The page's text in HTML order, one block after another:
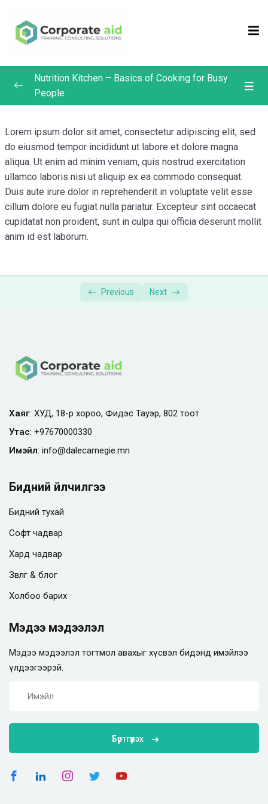
Bonus Recipes 0/4
Potatoes – How to Cook Them
Appetizers – Start Your Meal with Appetizers
Moist Heat Cooking Methods – Quick Braising and
Poaching
and Roasting
Nutrition Kitchen – Basics of Cooking for Busy
People
Lorem ipsum dolor sit amet, consectetur adipiscing elit, sed
do eiusmod tempor incididunt ut labore et dolore magna
aliqua. Ut enim ad minim veniam, quis nostrud exercitation
ullamco laboris nisi ut aliquip ex ea commodo consequat.
Duis aute irure dolor in reprehenderit in voluptate velit esse
cillum dolore eu fugiat nulla pariatur. Excepteur sint occaecat
cupidatat non proident, sunt in culpa qui officia deserunt mollit
anim id est laborum.
Previous Next
Хаяг: ХУД, 18-р хороо, Фидэс Тауэр, 802 тоот
Утас: +97670000330
Имэйл: info@dalecarnegie.mn
Бидний үйлчилгээ
Бидний тухай
Софт чадвар
Хард чадвар
Зөвлөгөө & блог
Холбоо барих
Мэдээ мэдээлэл
Мэдээ мэдээлэл тогтмол авахыг хүсвэл бидэнд имэйлээ
үлдээгээрэй.
Бүртгүүлэх
Sign in
Sign in
Don’t have an account?Sign up
Remember me Lost your password?